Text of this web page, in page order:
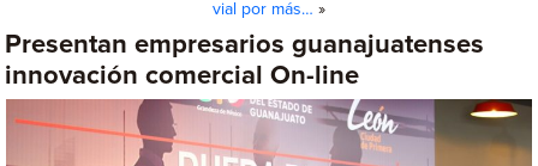
vial por más… »
Presentan empresarios guanajuatenses
innovación comercial On-line